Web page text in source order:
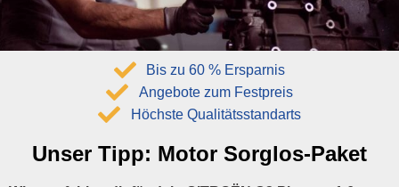
Unser Tipp: Motor Sorglos-Paket
Bis zu 60 % Ersparnis
Angebote zum Festpreis
Höchste Qualitätsstandarts